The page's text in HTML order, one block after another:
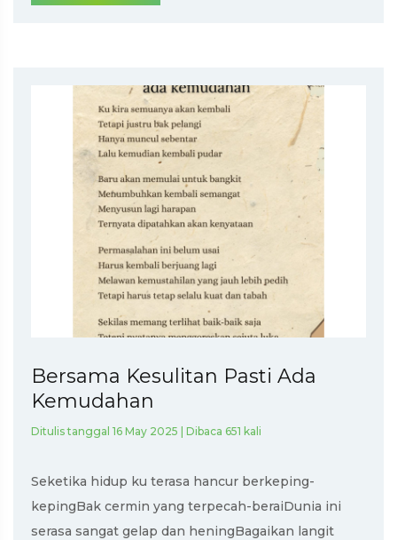
Bersama Kesulitan Pasti Ada
Kemudahan
Ditulis tanggal 16 May 2025 | Dibaca 651 kali
Seketika hidup ku terasa hancur berkeping-
kepingBak cermin yang terpecah-beraiDunia ini
serasa sangat gelap dan heningBagaikan langit